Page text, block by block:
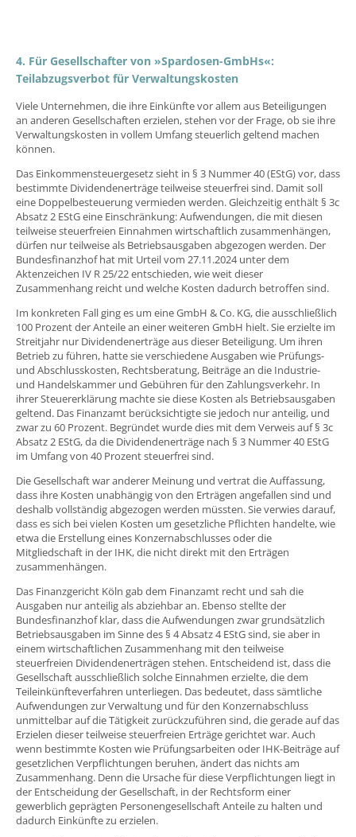
4. Für Gesellschafter von »Spardosen-GmbHs«:
Teilabzugsverbot für Verwaltungskosten
Viele Unternehmen, die ihre Einkünfte vor allem aus Beteiligungen
an anderen Gesellschaften erzielen, stehen vor der Frage, ob sie ihre
Verwaltungskosten in vollem Umfang steuerlich geltend machen
können.
Das Einkommensteuergesetz sieht in § 3 Nummer 40 (EStG) vor, dass
bestimmte Dividendenerträge teilweise steuerfrei sind. Damit soll
eine Doppelbesteuerung vermieden werden. Gleichzeitig enthält § 3c
Absatz 2 EStG eine Einschränkung: Aufwendungen, die mit diesen
teilweise steuerfreien Einnahmen wirtschaftlich zusammenhängen,
dürfen nur teilweise als Betriebsausgaben abgezogen werden. Der
Bundesfinanzhof hat mit Urteil vom 27.11.2024 unter dem
Aktenzeichen IV R 25/22 entschieden, wie weit dieser
Zusammenhang reicht und welche Kosten dadurch betroffen sind.
Im konkreten Fall ging es um eine GmbH & Co. KG, die ausschließlich
100 Prozent der Anteile an einer weiteren GmbH hielt. Sie erzielte im
Streitjahr nur Dividendenerträge aus dieser Beteiligung. Um ihren
Betrieb zu führen, hatte sie verschiedene Ausgaben wie Prüfungs-
und Abschlusskosten, Rechtsberatung, Beiträge an die Industrie-
und Handelskammer und Gebühren für den Zahlungsverkehr. In
ihrer Steuererklärung machte sie diese Kosten als Betriebsausgaben
geltend. Das Finanzamt berücksichtigte sie jedoch nur anteilig, und
zwar zu 60 Prozent. Begründet wurde dies mit dem Verweis auf § 3c
Absatz 2 EStG, da die Dividendenerträge nach § 3 Nummer 40 EStG
im Umfang von 40 Prozent steuerfrei sind.
Die Gesellschaft war anderer Meinung und vertrat die Auffassung,
dass ihre Kosten unabhängig von den Erträgen angefallen sind und
deshalb vollständig abgezogen werden müssten. Sie verwies darauf,
dass es sich bei vielen Kosten um gesetzliche Pflichten handelte, wie
etwa die Erstellung eines Konzernabschlusses oder die
Mitgliedschaft in der IHK, die nicht direkt mit den Erträgen
zusammenhängen.
Das Finanzgericht Köln gab dem Finanzamt recht und sah die
Ausgaben nur anteilig als abziehbar an. Ebenso stellte der
Bundesfinanzhof klar, dass die Aufwendungen zwar grundsätzlich
Betriebsausgaben im Sinne des § 4 Absatz 4 EStG sind, sie aber in
einem wirtschaftlichen Zusammenhang mit den teilweise
steuerfreien Dividendenerträgen stehen. Entscheidend ist, dass die
Gesellschaft ausschließlich solche Einnahmen erzielte, die dem
Teileinkünfteverfahren unterliegen. Das bedeutet, dass sämtliche
Aufwendungen zur Verwaltung und für den Konzernabschluss
unmittelbar auf die Tätigkeit zurückzuführen sind, die gerade auf das
Erzielen dieser teilweise steuerfreien Erträge gerichtet war. Auch
wenn bestimmte Kosten wie Prüfungsarbeiten oder IHK-Beiträge auf
gesetzlichen Verpflichtungen beruhen, ändert das nichts am
Zusammenhang. Denn die Ursache für diese Verpflichtungen liegt in
der Entscheidung der Gesellschaft, in der Rechtsform einer
gewerblich geprägten Personengesellschaft Anteile zu halten und
dadurch Einkünfte zu erzielen.